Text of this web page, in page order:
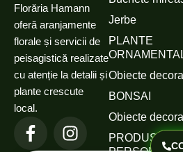
Florăria Hamann
oferă aranjamente
florale și servicii de
peisagistică realizate
cu atenție la detalii și
plante crescute
local.
Jerbe
PLANTE
Obiecte
BONSAI
Obiecte
PRODUSE